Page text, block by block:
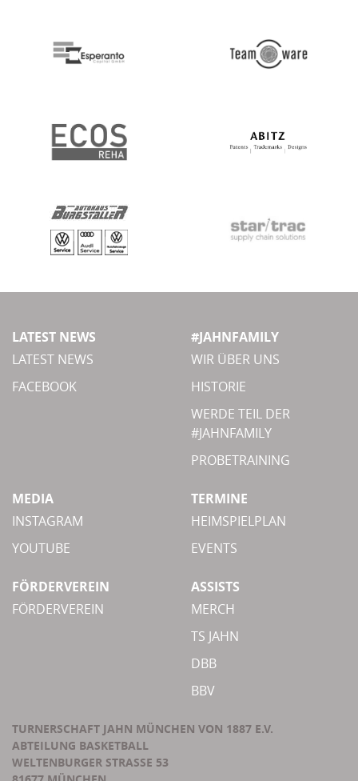
LATEST NEWS
LATEST NEWS
FACEBOOK
#JAHNFAMILY
WIR ÜBER UNS
HISTORIE
WERDE TEIL DER
#JAHNFAMILY
PROBETRAINING
MEDIA
INSTAGRAM
YOUTUBE
TERMINE
HEIMSPIELPLAN
EVENTS
FÖRDERVEREIN
FÖRDERVEREIN
ASSISTS
MERCH
TS JAHN
DBB
BBV
TURNERSCHAFT JAHN MÜNCHEN VON 1887 E.V.
ABTEILUNG BASKETBALL
WELTENBURGER STRASSE 53